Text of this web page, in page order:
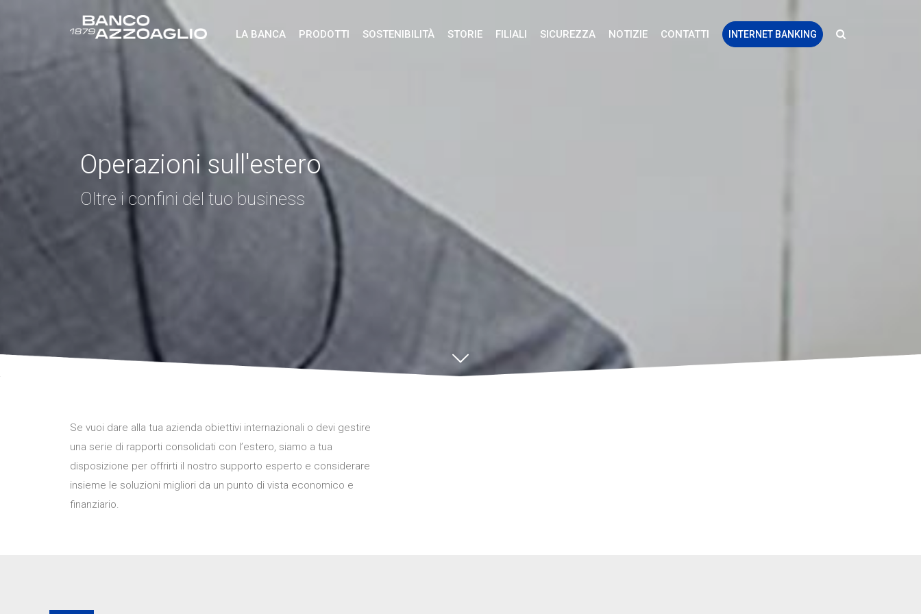
LA BANCA PRODOTTI SOSTENIBILITÀ STORIE FILIALI SICUREZZA NOTIZIE CONTATTI INTERNET BANKING
Operazioni sull'estero
Oltre i confini del tuo business
Se vuoi dare alla tua azienda obiettivi internazionali o devi gestire
una serie di rapporti consolidati con l’estero, siamo a tua
disposizione per offrirti il nostro supporto esperto e considerare
insieme le soluzioni migliori da un punto di vista economico e
finanziario.